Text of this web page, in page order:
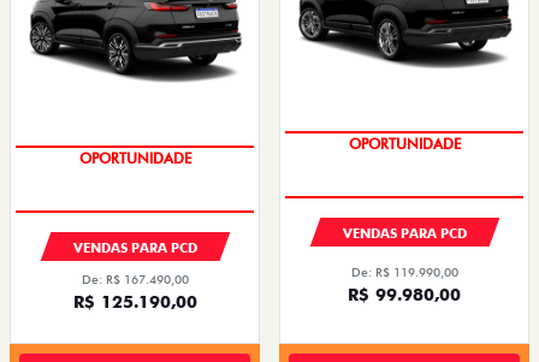
OPORTUNIDADE
VENDAS PARA PCD
De: R$ 167.490,00
R$ 125.190,00
OPORTUNIDADE
VENDAS PARA PCD
De: R$ 119.990,00
R$ 99.980,00